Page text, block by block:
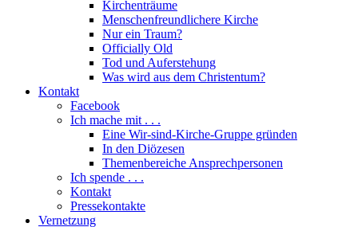
Kirchenträume
Menschenfreundlichere Kirche
Nur ein Traum?
Officially Old
Tod und Auferstehung
Was wird aus dem Christentum?
Kontakt
Facebook
Ich mache mit . . .
Eine Wir-sind-Kirche-Gruppe gründen
In den Diözesen
Themenbereiche Ansprechpersonen
Ich spende . . .
Kontakt
Pressekontakte
Vernetzung